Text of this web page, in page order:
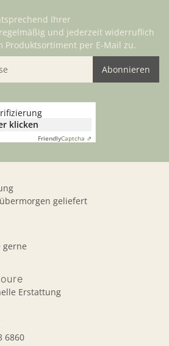
geliefert
gerne
Erstattung
6860
Ihrer
regelmäßig und jederzeit widerruflich
Produktsortiment per E-Mail zu.
Abonnieren
klicken
FriendlyCaptcha ⇗